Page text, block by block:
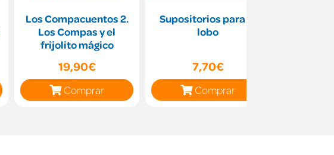
Los Compacuentos 2.
Los Compas y el
frijolito mágico
19,90€
Comprar
Supositorios para el
lobo
7,70€
Comprar